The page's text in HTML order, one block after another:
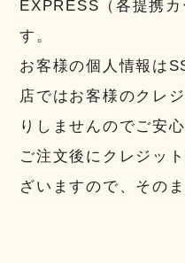
EXPRESS（各提携
す。
お客様の個人情報は
店ではお客様のクレ
りしませんのでご安心
ご注文後にクレジッ
ざいますので、その